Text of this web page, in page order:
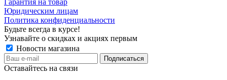
Гарантия на товар
Юридическим лицам
Политика конфиденциальности
Будьте всегда в курсе!
Узнавайте о скидках и акциях первым
Новости магазина
Оставайтесь на связи